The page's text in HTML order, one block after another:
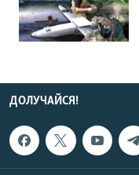
ДОЛУЧАЙСЯ!